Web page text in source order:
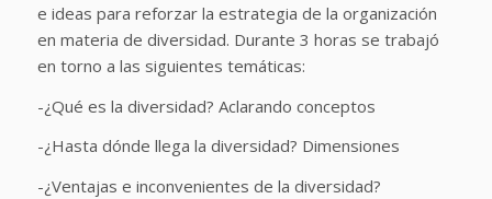
e ideas para reforzar la estrategia de la organización
en materia de diversidad. Durante 3 horas se trabajó
en torno a las siguientes temáticas:
-¿Qué es la diversidad? Aclarando conceptos
-¿Hasta dónde llega la diversidad? Dimensiones
-¿Ventajas e inconvenientes de la diversidad?